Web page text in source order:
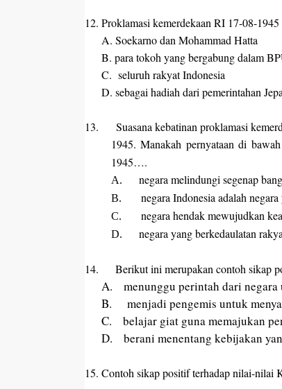
12. Proklamasi kemerdekaan RI 17-08-
A. Soekarno dan Mohammad Hatta
B. para tokoh yang bergabung dalam
C. seluruh rakyat Indonesia
D. sebagai hadiah dari pemerintahan
13.
Suasana kebatinan proklamasi
1945. Manakah pernyataan di
1945….
A. negara melindungi segenap
B. negara Indonesia adalah
C. negara hendak mewujudkan
D. negara yang berkedaulatan
14. Berikutini merupakan contoh sikap
A.
menunggu perintah dari
B.
menjadi pengemis untuk
C.
belajar giat guna memajukan
D.
berani menentang kebijakan
15. Contoh sikap positif terhadap nilai-nilai